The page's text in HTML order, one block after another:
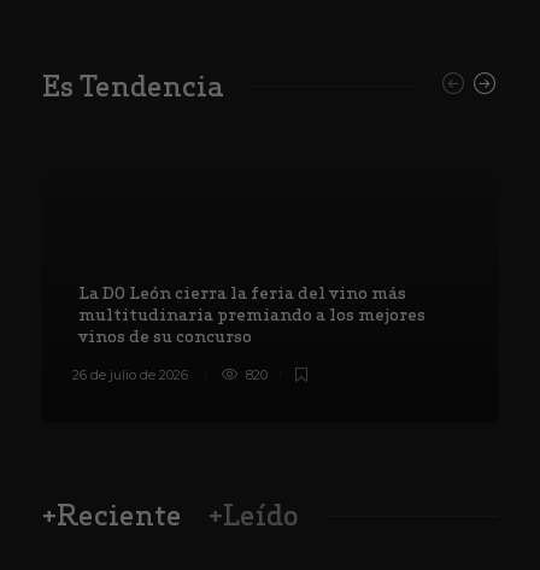
Es Tendencia
La DO León cierra la feria del vino más
multitudinaria premiando a los mejores
vinos de su concurso
26 de julio de 2026 820
+Reciente +Leído